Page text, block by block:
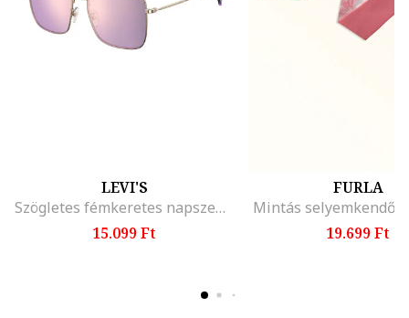
LEVI'S
Szögletes fémkeretes napszemüveg, Aranyszín/Lila
15.099 Ft
FURLA
Mintás selyemkendő,
19.699 Ft